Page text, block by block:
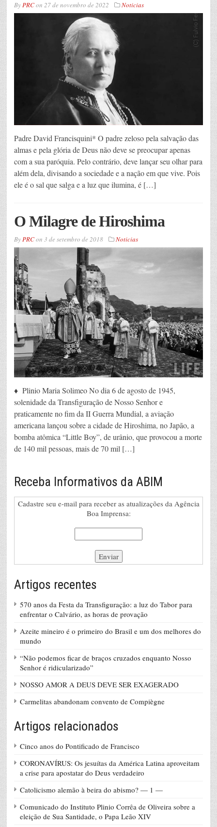
ByPRCon 27 de novembro de 2022 Noticias
Padre David Francisquini* O padre zeloso pela salvação das
almas e pela glória de Deus não deve se preocupar apenas
com a sua paróquia. Pelo contrário, deve lançar seu olhar para
além dela, divisando a sociedade e a nação em que vive. Pois
ele é o sal que salga e a luz que ilumina, é […]
O Milagre de Hiroshima
ByPRCon 3 de setembro de 2018 Noticias
♦ Plinio Maria Solimeo No dia 6 de agosto de 1945,
solenidade da Transfiguração de Nosso Senhor e
praticamente no fim da II Guerra Mundial, a aviação
americana lançou sobre a cidade de Hiroshima, no Japão, a
bomba atômica “Little Boy”, de urânio, que provocou a morte
de 140 mil pessoas, mais de 70 mil […]
Receba Informativos da ABIM
Cadastre seu e-mail para receber as atualizações da Agência
Boa Imprensa:
Artigos recentes
570 anos da Festa da Transfiguração: a luz do Tabor para
enfrentar o Calvário, as horas de provação
Azeite mineiro é o primeiro do Brasil e um dos melhores do
mundo
“Não podemos ficar de braços cruzados enquanto Nosso
Senhor é ridicularizado”
NOSSO AMOR A DEUS DEVE SER EXAGERADO
Carmelitas abandonam convento de Compiègne
Artigos relacionados
Cinco anos do Pontificado de Francisco
CORONAVÍRUS: Os jesuítas da América Latina aproveitam
a crise para apostatar do Deus verdadeiro
Catolicismo alemão à beira do abismo? — 1 —
Comunicado do Instituto Plinio Corrêa de Oliveira sobre a
eleição de Sua Santidade, o Papa Leão XIV